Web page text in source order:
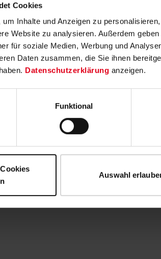
Cookies
Inhalte und Anzeigen zu
Website zu analysieren. Außerdem
für soziale Medien, Werbung und
Daten zusammen, die Sie ihnen
Datenschutzerklärung anzeigen.
Funktional
Auswahl